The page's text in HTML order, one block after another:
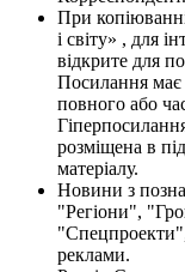
При
і світу» , для
відкрите для
Посилання має
повного або
розміщена в
матеріалу.
Новини з
"Регіони",
реклами.